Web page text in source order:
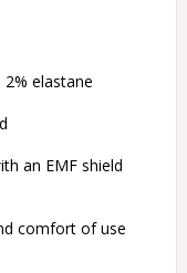
elastane
an EMF shield
comfort of use